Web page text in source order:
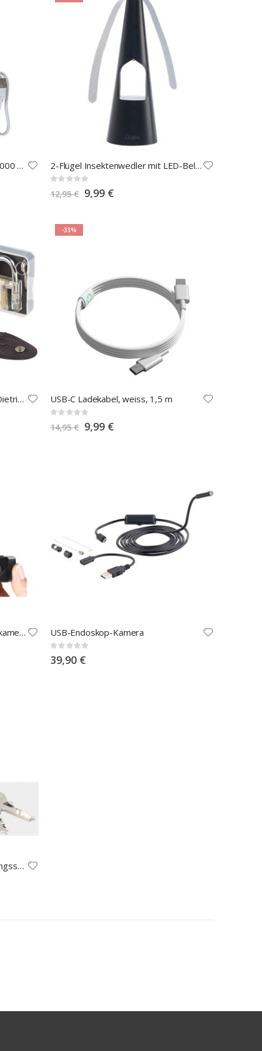
Kompakte Powerbank USB-C 4.000 mAh 2-Flügel Insektenwedler mit LED-Beleuchtung
Rating:
0%
12,95 € Special
Price
9,99 €
Lockpicking-Set mit 17-teiliger Dietrich-Tasche und Übungs-Schloss
-33%
USB-C Ladekabel, weiss, 1,5 m
Rating:
0%
14,95 € Special
Price
9,99 €
Mobile Mini-HD-Überwachungskamera mit Bewegungssensor USB-Endoskop-Kamera
Rating:
0%
39,90 €
Durchsichtiges Lockpicking-Übungsschloss mit 2 Schlüsseln